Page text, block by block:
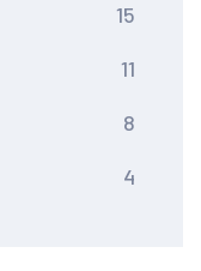
15
11
8
4